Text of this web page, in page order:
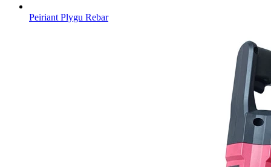
Peiriant Plygu Rebar